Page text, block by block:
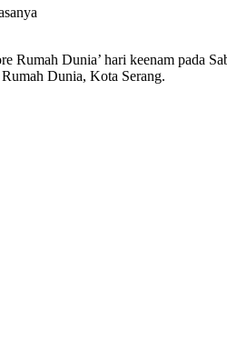
Dunia’ hari keenam pada
Dunia, Kota Serang.